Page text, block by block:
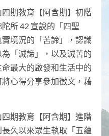
期教育【阿含期】初階
所 42 宣說的「四聖
境況的「苦諦」，認識
「滅諦」，以及滅苦的
最大的啟發和生活中的
心得分享參加徵文，藉
期教育【阿含期】進階
長久以來眾生執取「五蘊